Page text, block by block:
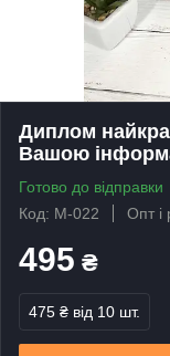
Диплом
Вашою
Готово до відправки
Код: М-022
Опт і
495 ₴
475 ₴ від 10 шт.